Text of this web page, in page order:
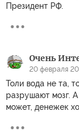
Президент РФ.
Очень
20 февраля
Толи вода не та,
разрушают мозг.
может, денежек